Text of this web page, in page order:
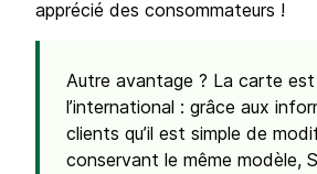
apprécié des consommateurs !
Autre avantage ? La carte
l’international : grâce aux
clients qu’il est simple de
conservant le même modèle,